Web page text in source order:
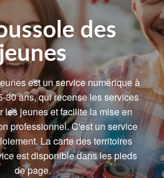
des
est un service numérique à
30 ans, qui recense les services
les jeunes et facilite la mise en
professionnel. C'est un service
La carte des territoires
est disponible dans les pieds
de page.